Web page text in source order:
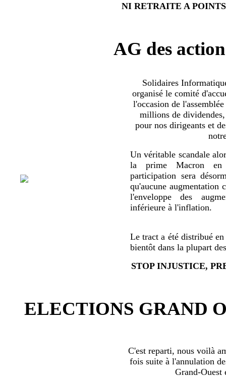
NI RETRAITE A
AG des
Solidaires
organisé le comité
l'occasion de
millions de
pour nos dirigeants et
Un véritable scandale
la prime Macron
participation sera
qu'aucune augmentation
l'enveloppe des
inférieure à l'inflation.
Le tract a été distribué en
bientôt dans la plupart
STOP INJUSTICE,
ELECTIONS GRAND
C'est reparti, nous voilà
fois suite à l'annulation
Grand-Ouest